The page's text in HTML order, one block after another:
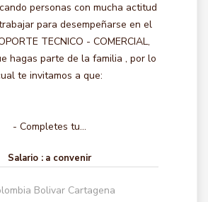
personas con mucha actitud
para desempeñarse en el
TECNICO - COMERCIAL,
hagas parte de la familia , por lo
te invitamos a que:
- Completes tu...
Salario : a convenir
Bolivar Cartagena